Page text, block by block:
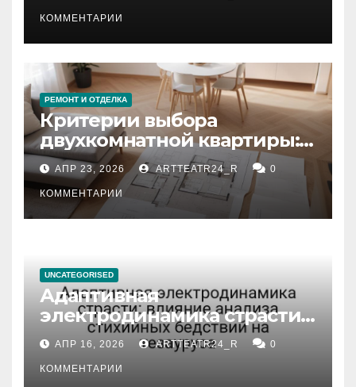
КОММЕНТАРИИ
РЕМОНТ И ОТДЕЛКА
Критерии выбора
двухкомнатной квартиры:
планировка, площадь,
состояние и документация
АПР 23, 2026 ARTTEATR24_R 0
КОММЕНТАРИИ
UNCATEGORISED
Адаптивная
электродинамика страсти:
влияние анализа
стихийных бедствий на
тезауруса
АПР 16, 2026 ARTTEATR24_R 0
КОММЕНТАРИИ